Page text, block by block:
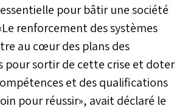
pour bâtir une société
renforcement des systèmes
au cœur des plans des
pour sortir de cette crise et doter
et des qualifications
pour réussir», avait déclaré le